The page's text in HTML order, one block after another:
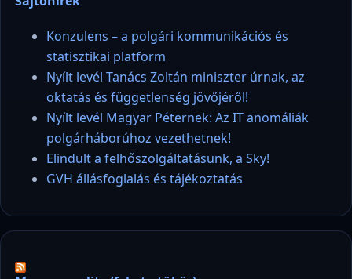
Konzulens – a polgári kommunikációs és
statisztikai platform
Nyílt levél Tanács Zoltán miniszter úrnak, az
oktatás és függetlenség jövőjéről!
Nyílt levél Magyar Péternek: Az IT anomáliák
polgárháborúhoz vezethetnek!
Elindult a felhőszolgáltatásunk, a Sky!
GVH állásfoglalás és tájékoztatás